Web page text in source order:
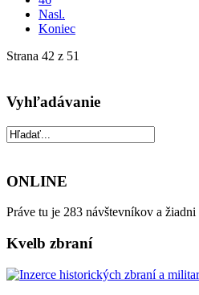
Nasl.
Koniec
Strana 42 z 51
Vyhľadávanie
ONLINE
Práve tu je 283 návštevníkov a
Kvelb zbraní